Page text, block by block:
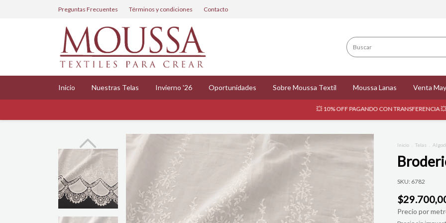
Preguntas Frecuentes Términos y condiciones Contacto
Inicio Nuestras Telas Invierno '26 Oportunidades Sobre Moussa Textil Moussa Lanas Venta
💥 10% OFF PAGANDO CON TRANSFERENCIA 💥 🚚
Inicio Telas
SKU: 6782